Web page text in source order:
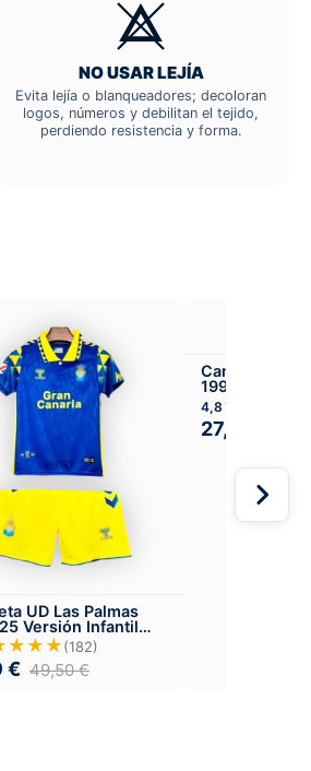
NO USAR LEJÍA
Evita lejía o blanqueadores; decoloran
logos, números y debilitan el tejido,
perdiendo resistencia y forma.
UD Las Palmas
Versión Infantil
(182)
€ 49,50€
Camiseta UD
1998-99
4,8
27,99